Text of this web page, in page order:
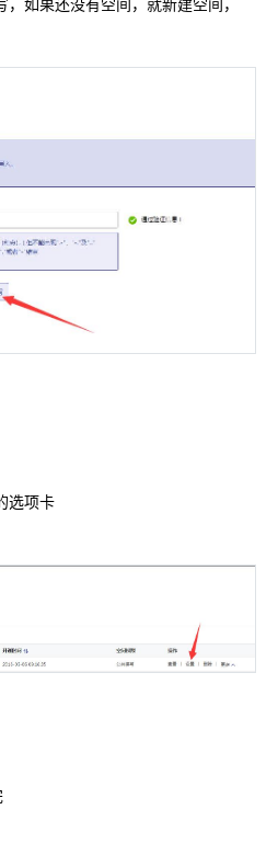
如果还没有空间，就新建空间，
选项卡